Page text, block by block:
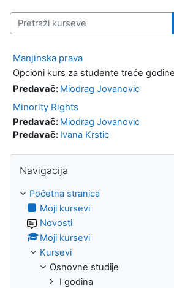
Pretraži kurseve
Manjinska prava
Opcioni kurs za studente treće godine
Predavač: Miodrag Jovanovic
Minority Rights
Predavač: Miodrag Jovanovic
Predavač: Ivana Krstic
Navigacija
Početna stranica
Moji kursevi
Novosti
Moji kursevi
Kursevi
Osnovne studije
I godina